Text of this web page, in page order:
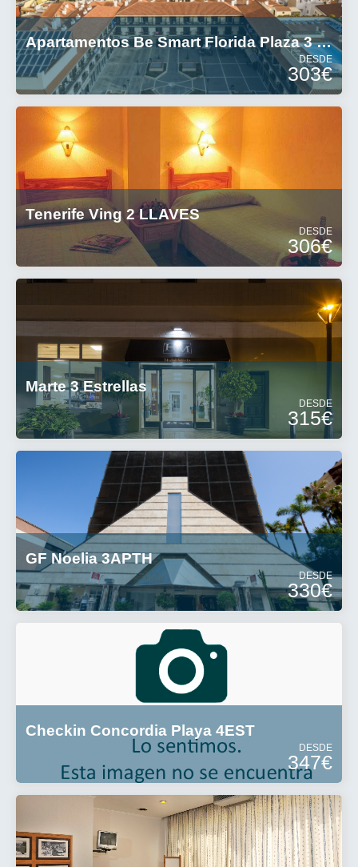
Apartamentos Be Smart Florida Plaza 3 Estrellas
DESDE
303€
Tenerife Ving 2 LLAVES
DESDE
306€
Marte 3 Estrellas
DESDE
315€
GF Noelia 3APTH
DESDE
330€
Checkin Concordia Playa 4EST
DESDE
347€